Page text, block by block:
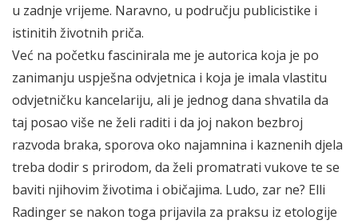
u zadnje vrijeme. Naravno, u području publicistike i
istinitih životnih priča.
Već na početku fascinirala me je autorica koja je po
zanimanju uspješna odvjetnica i koja je imala vlastitu
odvjetničku kancelariju, ali je jednog dana shvatila da
taj posao više ne želi raditi i da joj nakon bezbroj
razvoda braka, sporova oko najamnina i kaznenih djela
treba dodir s prirodom, da želi promatrati vukove te se
baviti njihovim životima i običajima. Ludo, zar ne? Elli
Radinger se nakon toga prijavila za praksu iz etologije